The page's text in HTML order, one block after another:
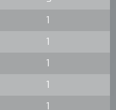
1
1
1
1
1